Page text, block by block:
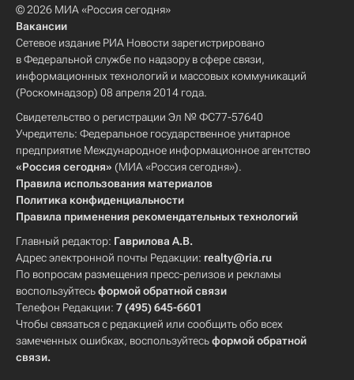
© 2026 МИА «Россия сегодня»
Вакансии
Сетевое издание РИА Новости зарегистрировано
в Федеральной службе по надзору в сфере связи,
информационных технологий и массовых коммуникаций
(Роскомнадзор) 08 апреля 2014 года.
Свидетельство о регистрации Эл № ФС77-57640
Учредитель: Федеральное государственное унитарное
предприятие Международное информационное агентство
«Россия сегодня» (МИА «Россия сегодня»).
Правила использования материалов
Политика конфиденциальности
Правила применения рекомендательных технологий
Главный редактор: Гаврилова А.В.
Адрес электронной почты Редакции: realty@ria.ru
По вопросам размещения пресс-релизов и рекламы
воспользуйтесьформой обратной связи
Телефон Редакции: 7 (495) 645-6601
Чтобы связаться с редакцией или сообщить обо всех
замеченных ошибках, воспользуйтесьформой обратной
связи.